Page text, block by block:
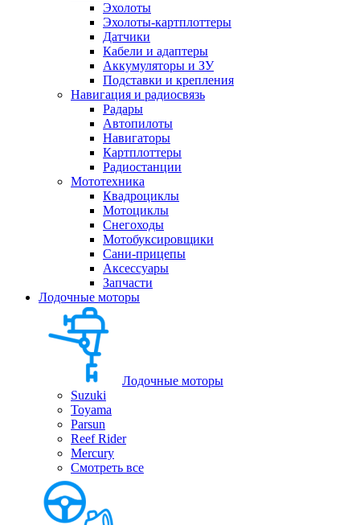
Эхолоты
Эхолоты-картплоттеры
Датчики
Кабели и адаптеры
Аккумуляторы и ЗУ
Подставки и крепления
Навигация и радиосвязь
Радары
Автопилоты
Навигаторы
Картплоттеры
Радиостанции
Мототехника
Квадроциклы
Мотоциклы
Снегоходы
Мотобуксировщики
Сани-прицепы
Аксессуары
Запчасти
Лодочные моторы
Лодочные моторы
Suzuki
Toyama
Parsun
Reef Rider
Mercury
Смотреть все